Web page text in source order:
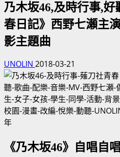
乃木坂46,及時行事,
春日記》西野七瀬主
影主題曲
UNOLIN 2018-03-21
《乃木坂46》自唱自